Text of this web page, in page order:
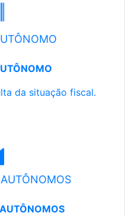
da situação fiscal.